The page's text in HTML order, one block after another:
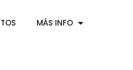
MÁS INFO